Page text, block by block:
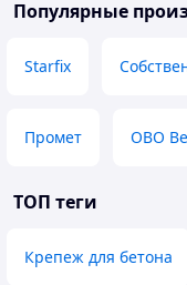
Анкер-шуруп
полукруглую
Полукруглая
Шлиц TORX (6-
Популярные
Starfix
Промет OBO
ТОП теги
Крепеж для бетона